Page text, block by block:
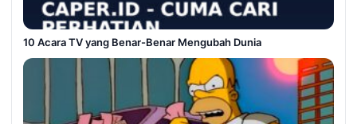
10 Acara TV yang Benar-Benar Mengubah Dunia